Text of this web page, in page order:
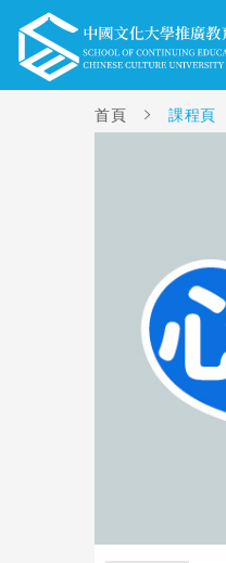
首頁 課程頁